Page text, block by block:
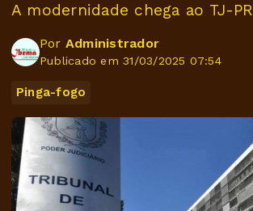
A modernidade chega ao TJ-PR
Por Administrador
Publicado em 31/03/2025 07:54
Pinga-fogo